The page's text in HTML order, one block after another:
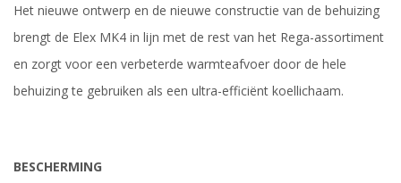
Het nieuwe ontwerp en de nieuwe constructie van de behuizing
brengt de Elex MK4 in lijn met de rest van het Rega-assortiment
en zorgt voor een verbeterde warmteafvoer door de hele
behuizing te gebruiken als een ultra-efficiënt koellichaam.
BESCHERMING